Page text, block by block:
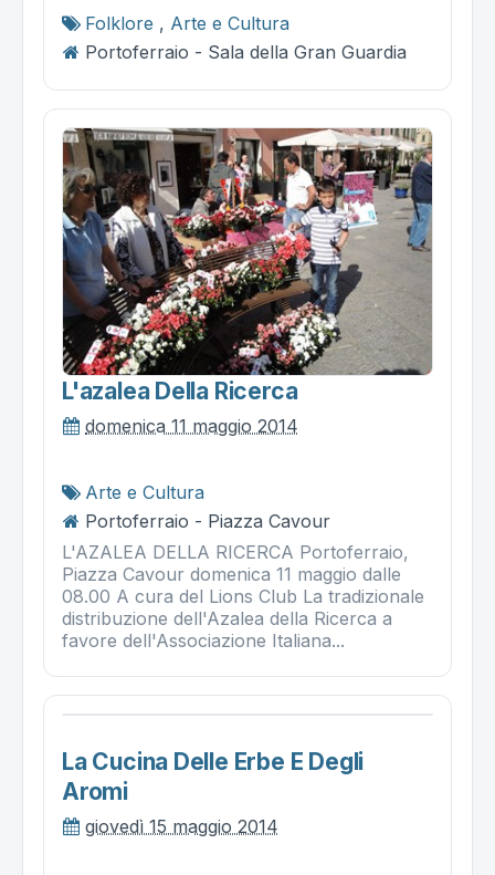
Folklore , Arte e Cultura
Portoferraio - Sala della Gran Guardia
L'azalea Della Ricerca
domenica 11 maggio 2014
Arte e Cultura
Portoferraio - Piazza Cavour
L'AZALEA DELLA RICERCA Portoferraio,
Piazza Cavour domenica 11 maggio dalle
08.00 A cura del Lions Club La tradizionale
distribuzione dell'Azalea della Ricerca a
favore dell'Associazione Italiana...
La Cucina Delle Erbe E Degli
Aromi
giovedì 15 maggio 2014